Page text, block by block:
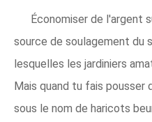
Économiser de l'argent
source de soulagement du
lesquelles les jardiniers
Mais quand tu fais pousser
sous le nom de haricots